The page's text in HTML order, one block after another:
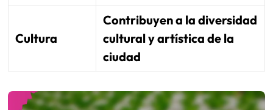
Cultura
Contribuyen a la diversidad
cultural y artística de la
ciudad